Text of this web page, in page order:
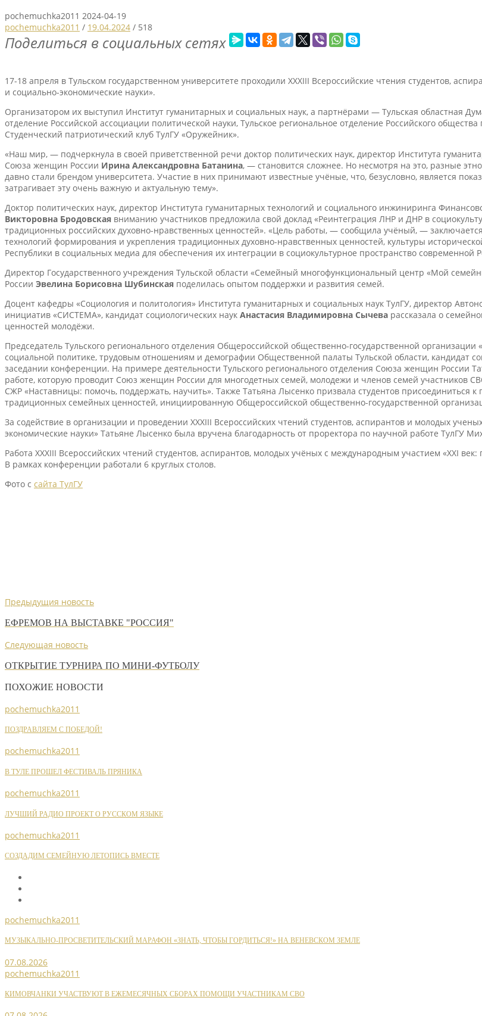
pochemuchka2011 2024-04-19
pochemuchka2011 / 19.04.2024 / 518
Поделиться в социальных сетях
17-18 апреля в Тульском государственном университете проходили XXXIII Всероссийские чтения студентов,
и социально-экономические науки».
Организатором их выступил Институт гуманитарных и социальных наук, а партнёрами — Тульская областная
отделение Российской ассоциации политической науки, Тульское региональное отделение Российского
Студенческий патриотический клуб ТулГУ «Оружейник».
«Наш мир, — подчеркнула в своей приветственной речи доктор политических наук, директор Института
Союза женщин России Ирина Александровна Батанина, — становится сложнее. Но несмотря на это, разные
давно стали брендом университета. Участие в них принимают известные учёные, что, безусловно, является
затрагивает эту очень важную и актуальную тему».
Доктор политических наук, директор Института гуманитарных технологий и социального инжиниринга
Викторовна Бродовская вниманию участников предложила свой доклад «Реинтеграция ЛНР и ДНР в
традиционных российских духовно-нравственных ценностей». «Цель работы, — сообщила учёный, —
технологий формирования и укрепления традиционных духовно-нравственных ценностей, культуры
Республики в социальных медиа для обеспечения их интеграции в социокультурное пространство современной
Директор Государственного учреждения Тульской области «Семейный многофункциональный центр «Мой
России Эвелина Борисовна Шубинская поделилась опытом поддержки и развития семей.
Доцент кафедры «Социология и политология» Института гуманитарных и социальных наук ТулГУ, директор
инициатив «СИСТЕМА», кандидат социологических наук Анастасия Владимировна Сычева рассказала о
ценностей молодёжи.
Председатель Тульского регионального отделения Общероссийской общественно-государственной
социальной политике, трудовым отношениям и демографии Общественной палаты Тульской области, кандидат
заседании конференции. На примере деятельности Тульского регионального отделения Союза женщин России
работе, которую проводит Союз женщин России для многодетных семей, молодежи и членов семей участников
СЖР «Наставницы: помочь, поддержать, научить». Также Татьяна Лысенко призвала студентов присоединиться
традиционных семейных ценностей, инициированную Общероссийской общественно-государственной
За содействие в организации и проведении XXXIII Всероссийских чтений студентов, аспирантов и молодых
экономические науки» Татьяне Лысенко была вручена благодарность от проректора по научной работе ТулГУ
Работа XXXIII Всероссийских чтений студентов, аспирантов, молодых учёных с международным участием «XXI
В рамках конференции работали 6 круглых столов.
Фото с сайта ТулГУ
Предыдущия новость
ЕФРЕМОВ НА ВЫСТАВКЕ "РОССИЯ"
Следующая новость
ОТКРЫТИЕ ТУРНИРА ПО МИНИ-ФУТБОЛУ
ПОХОЖИЕ НОВОСТИ
pochemuchka2011
ПОЗДРАВЛЯЕМ С ПОБЕДОЙ!
pochemuchka2011
В ТУЛЕ ПРОШЕЛ ФЕСТИВАЛЬ ПРЯНИКА
pochemuchka2011
ЛУЧШИЙ РАДИО ПРОЕКТ О РУССКОМ ЯЗЫКЕ
pochemuchka2011
СОЗДАДИМ СЕМЕЙНУЮ ЛЕТОПИСЬ ВМЕСТЕ
pochemuchka2011
МУЗЫКАЛЬНО-ПРОСВЕТИТЕЛЬСКИЙ МАРАФОН «ЗНАТЬ, ЧТОБЫ ГОРДИТЬСЯ!» НА ВЕНЕВСКОМ ЗЕМЛЕ
07.08.2026
pochemuchka2011
КИМОВЧАНКИ УЧАСТВУЮТ В ЕЖЕМЕСЯЧНЫХ СБОРАХ ПОМОЩИ УЧАСТНИКАМ СВО